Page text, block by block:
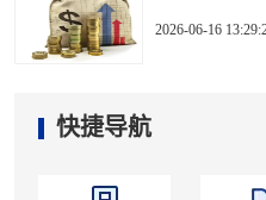
2026-06-16
快捷导航